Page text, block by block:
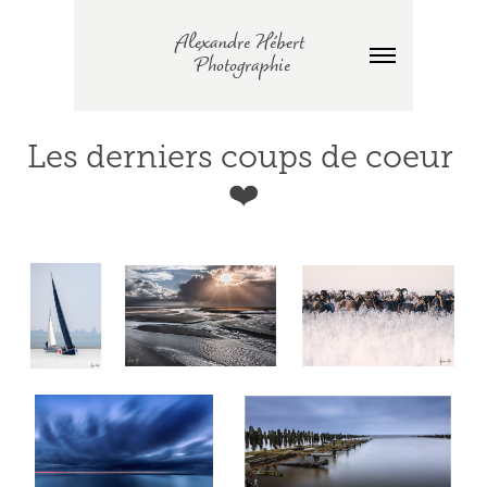
Alexandre Hébert
Photographie
Les derniers coups de coeur
❤️